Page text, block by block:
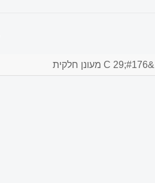
&#176;C 29 מעונן חלקית